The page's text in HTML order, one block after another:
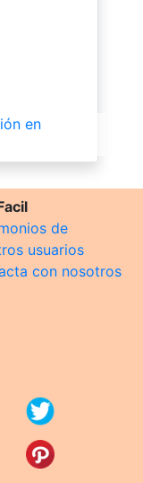
en
de
usuarios
con nosotros